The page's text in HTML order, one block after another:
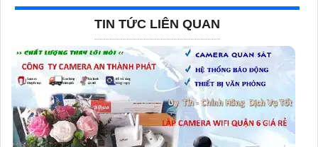
TIN TỨC LIÊN QUAN